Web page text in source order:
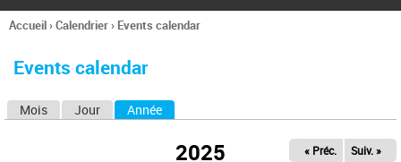
l
h
e
Vous
ici
Accueil›Calendrier› Events calendar
Events calendar
Mois Jour Année
2025 « Préc. Suiv. »